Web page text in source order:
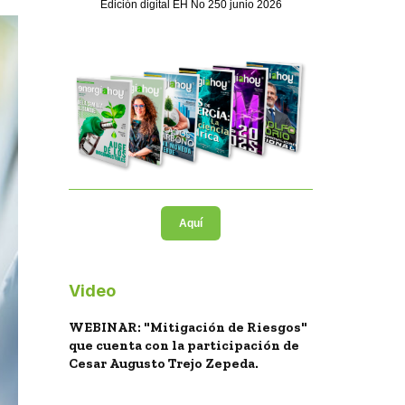
Edición digital EH No 250 junio 2026
Aquí
Video
WEBINAR: "Mitigación de Riesgos"
que cuenta con la participación de
Cesar Augusto Trejo Zepeda.